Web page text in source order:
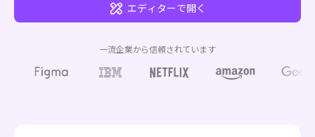
エディターで開く
一流企業から信頼されています